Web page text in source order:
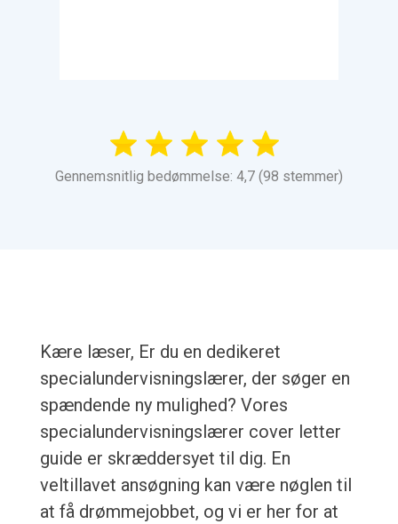
Gennemsnitlig bedømmelse: 4,7 (98 stemmer)
Kære læser, Er du en dedikeret
specialundervisningslærer, der søger en
spændende ny mulighed? Vores
specialundervisningslærer cover letter
guide er skræddersyet til dig. En
veltillavet ansøgning kan være nøglen til
at få drømmejobbet, og vi er her for at